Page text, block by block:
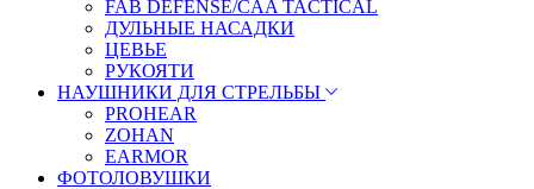
FAB DEFENSE/CAA TACTICAL
ДУЛЬНЫЕ НАСАДКИ
ЦЕВЬЕ
РУКОЯТИ
НАУШНИКИ ДЛЯ СТРЕЛЬБЫ
PROHEAR
ZOHAN
EARMOR
ФОТОЛОВУШКИ